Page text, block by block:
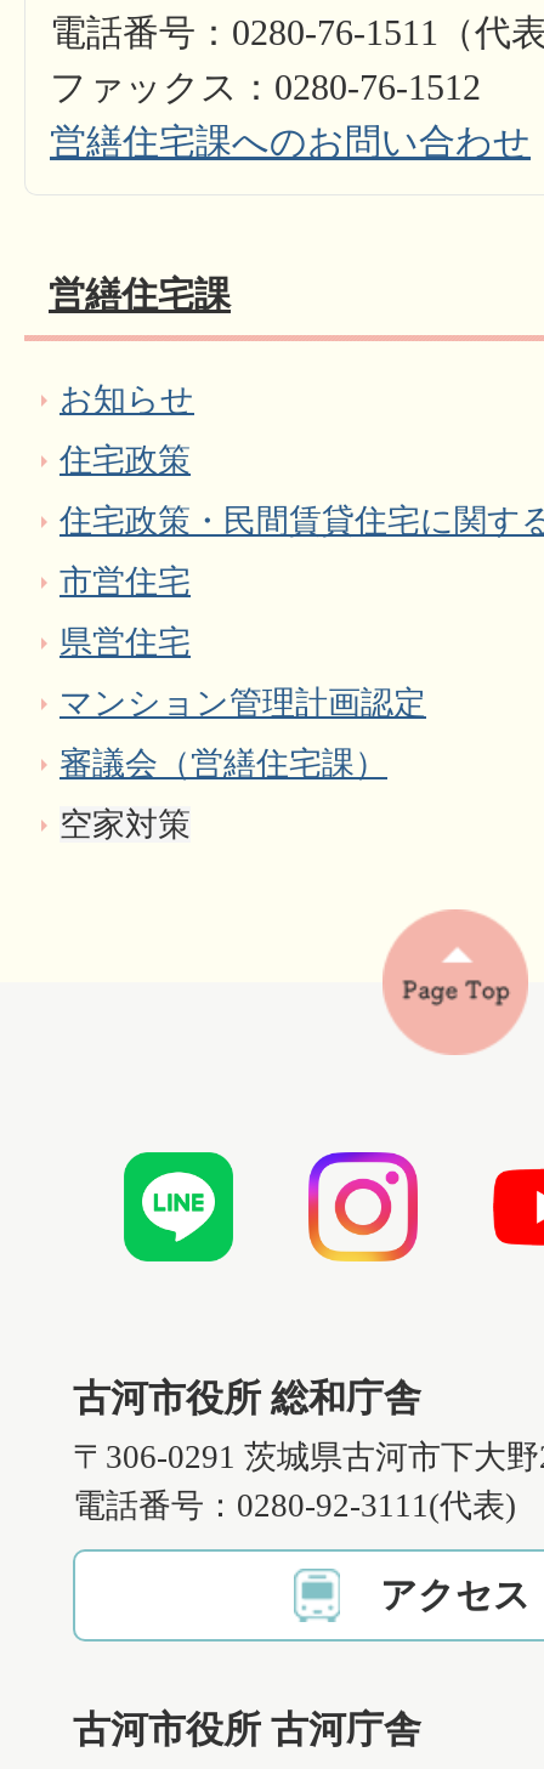
電話番号：0280-76-1511（代
ファックス：0280-76-1512
営繕住宅課へのお問い合わせ
営繕住宅課
お知らせ
住宅政策
住宅政策・民間賃貸住宅に関す
市営住宅
県営住宅
マンション管理計画認定
審議会（営繕住宅課）
空家対策
古河市役所 総和庁舎
〒306-0291 茨城県古河市下大
電話番号：0280-92-3111(代表)
アクセス
古河市役所 古河庁舎